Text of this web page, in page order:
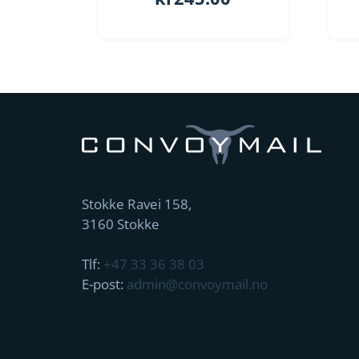
Stokke Ravei 158,
3160 Stokke
Tlf: +47 33 36 38 03
E-post: admin@convoymail.no